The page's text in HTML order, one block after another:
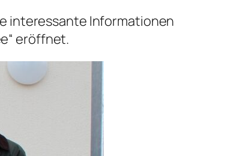
interessante Informationen
eröffnet.